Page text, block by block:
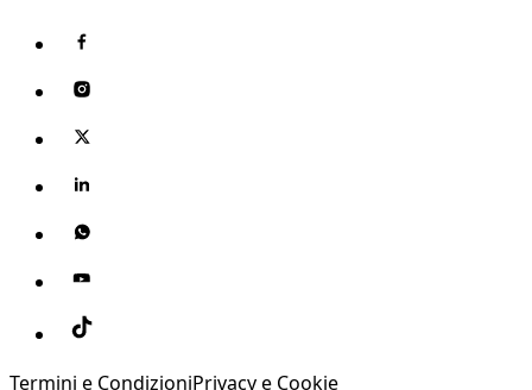
Termini e CondizioniPrivacy e Cookie